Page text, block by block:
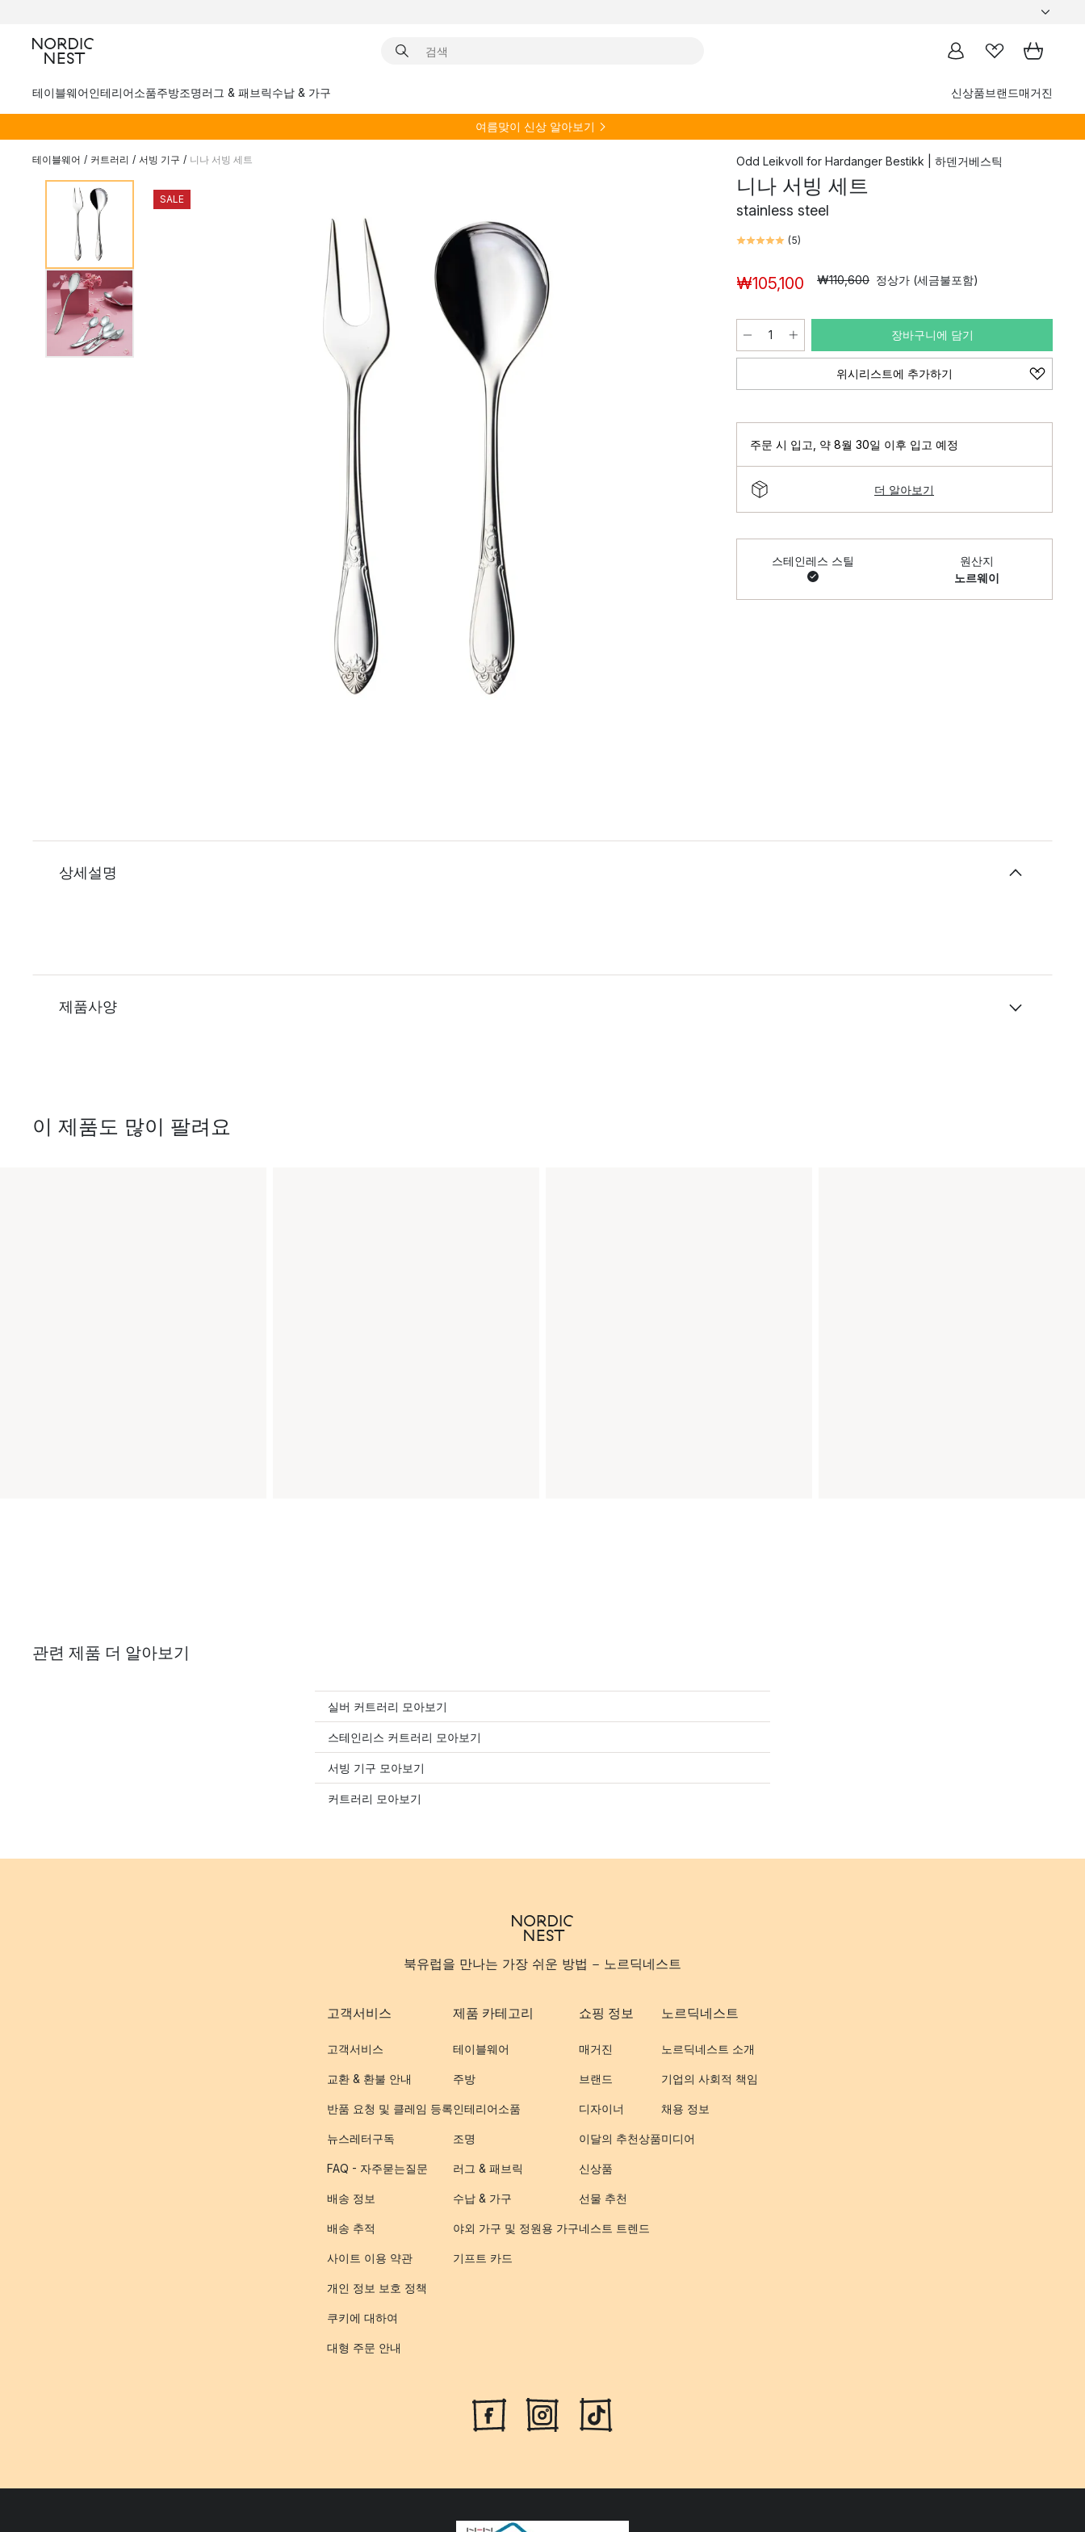
테이블웨어인테리어소품주방조명러그 & 패브릭수납 & 가구 신상품브랜드매거진
여름맞이 신상 알아보기
테이블웨어 / 커트러리 / 서빙 기구 / 니나 서빙 세트
SALE
Odd Leikvoll for Hardanger Bestikk | 하덴거베스틱
니나 서빙 세트
stainless steel
(5)
₩105,100 ₩110,600 정상가 (세금불포함)
장바구니에 담기
위시리스트에 추가하기
주문 시 입고 약 8월 30일 이후 입고 예정
더 알아보기
스테인레스 스틸
원산지
노르웨이
상세설명
제품사양
이 제품도 많이 팔려요
관련 제품 더 알아보기
실버 커트러리 모아보기
스테인리스 커트러리 모아보기
서빙 기구 모아보기
커트러리 모아보기
북유럽을 만나는 가장 쉬운 방법 - 노르딕네스트
고객서비스
고객서비스
교환 & 환불 안내
반품 요청 및 클레임 등록
뉴스레터구독
FAQ - 자주묻는질문
배송 정보
배송 추적
사이트 이용 약관
개인 정보 보호 정책
쿠키에 대하여
대형 주문 안내
제품 카테고리
테이블웨어
주방
인테리어소품
조명
러그 & 패브릭
수납 & 가구
야외 가구 및 정원용 가구
기프트 카드
쇼핑 정보
매거진
브랜드
디자이너
이달의 추천상품
신상품
선물 추천
네스트 트렌드
노르딕네스트
노르딕네스트 소개
기업의 사회적 책임
채용 정보
미디어